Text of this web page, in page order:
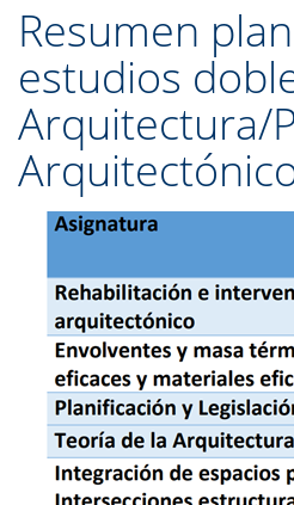
Resumen
estudios
Arquitectura/